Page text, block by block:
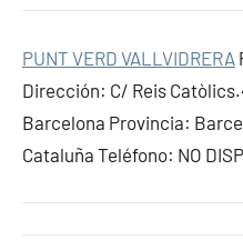
PUNT VERD VALLVIDRERA
Dirección: C/ Reis
Barcelona Provincia:
Cataluña Teléfono: NO